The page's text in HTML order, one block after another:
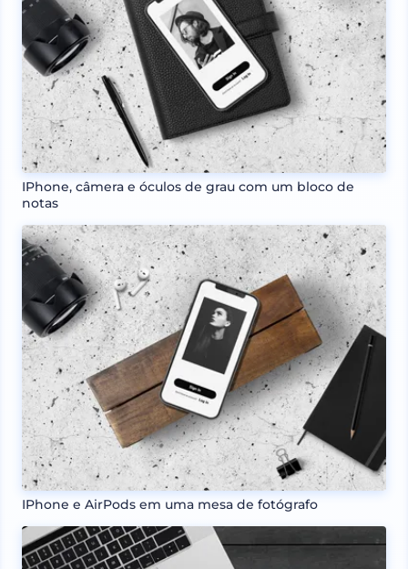
IPhone, câmera e óculos de grau com um bloco de
notas
IPhone e AirPods em uma mesa de fotógrafo